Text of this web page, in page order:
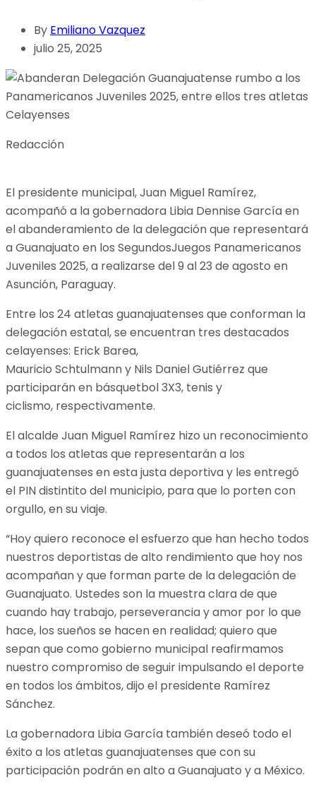
By Emiliano Vazquez
julio 25, 2025
Redacción
El presidente municipal, Juan Miguel Ramírez,
acompañó a la gobernadora Libia Dennise García en
el abanderamiento de la delegación que representará
a Guanajuato en los SegundosJuegos Panamericanos
Juveniles 2025, a realizarse del 9 al 23 de agosto en
Asunción, Paraguay.
Entre los 24 atletas guanajuatenses que conforman la
delegación estatal, se encuentran tres destacados
celayenses: Erick Barea,
Mauricio Schtulmann y Nils Daniel Gutiérrez que
participarán en básquetbol 3X3, tenis y
ciclismo, respectivamente.
El alcalde Juan Miguel Ramírez hizo un reconocimiento
a todos los atletas que representarán a los
guanajuatenses en esta justa deportiva y les entregó
el PIN distintito del municipio, para que lo porten con
orgullo, en su viaje.
“Hoy quiero reconoce el esfuerzo que han hecho todos
nuestros deportistas de alto rendimiento que hoy nos
acompañan y que forman parte de la delegación de
Guanajuato. Ustedes son la muestra clara de que
cuando hay trabajo, perseverancia y amor por lo que
hace, los sueños se hacen en realidad; quiero que
sepan que como gobierno municipal reafirmamos
nuestro compromiso de seguir impulsando el deporte
en todos los ámbitos, dijo el presidente Ramírez
Sánchez.
La gobernadora Libia García también deseó todo el
éxito a los atletas guanajuatenses que con su
participación podrán en alto a Guanajuato y a México.